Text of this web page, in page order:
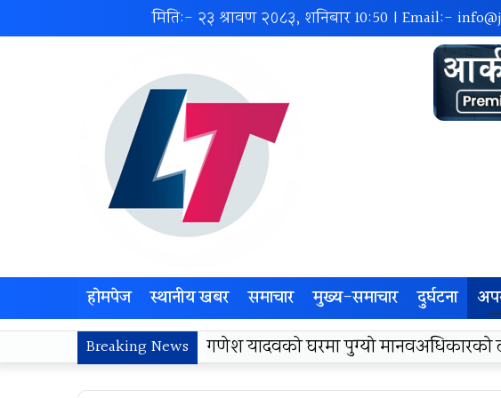
मिति:- २३ श्रावण २०८३, शनिबार10:50 | Email:-
होमपेज स्थानीय खबर समाचार मुख्य-समाचार दुर्घटना
Breaking News लोकज्योती उत्थान केन्द्रद्वारा अम्बासमा १०५